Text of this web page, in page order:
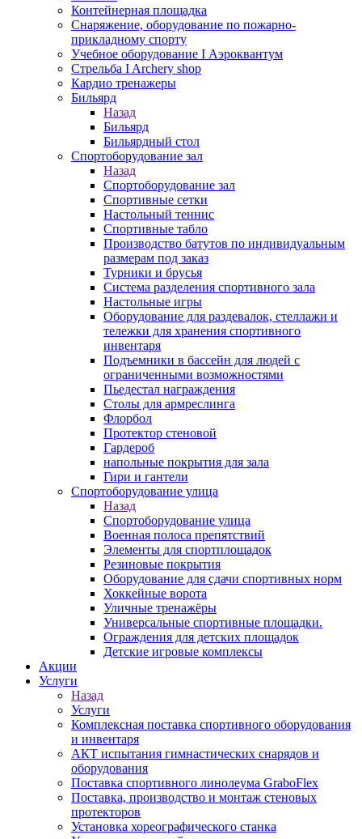
Контейнерная площадка
Снаряжение, оборудование по пожарно-
прикладному спорту
Учебное оборудование I Аэроквантум
Стрельба I Archery shop
Кардио тренажеры
Бильярд
Назад
Бильярд
Бильярдный стол
Спортоборудование зал
Назад
Спортоборудование зал
Спортивные сетки
Настольный теннис
Спортивные табло
Производство батутов по индивидуальным
размерам под заказ
Турники и брусья
Система разделения спортивного зала
Настольные игры
Оборудование для раздевалок, стеллажи и
тележки для хранения спортивного
инвентаря
Подъемники в бассейн для людей с
ограниченными возможностями
Пьедестал награждения
Столы для армреслинга
Флорбол
Протектор стеновой
Гардероб
напольные покрытия для зала
Гири и гантели
Спортоборудование улица
Назад
Спортоборудование улица
Военная полоса препятствий
Элементы для спортплощадок
Резиновые покрытия
Оборудование для сдачи спортивных норм
Хоккейные ворота
Уличные тренажёры
Универсальные спортивные площадки.
Ограждения для детских площадок
Детские игровые комплексы
Акции
Услуги
Назад
Услуги
Комплексная поставка спортивного оборудования
и инвентаря
АКТ испытания гимнастических снарядов и
оборудования
Поставка спортивного линолеума GraboFlex
Поставка, производство и монтаж стеновых
протекторов
Установка хореографического станка